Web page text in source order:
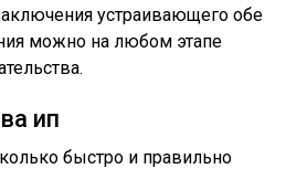
устраивающего обе
можно на любом этапе
ип
быстро и правильно